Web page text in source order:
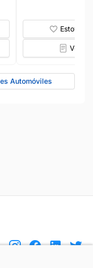
Estoy
Ver
Automóviles